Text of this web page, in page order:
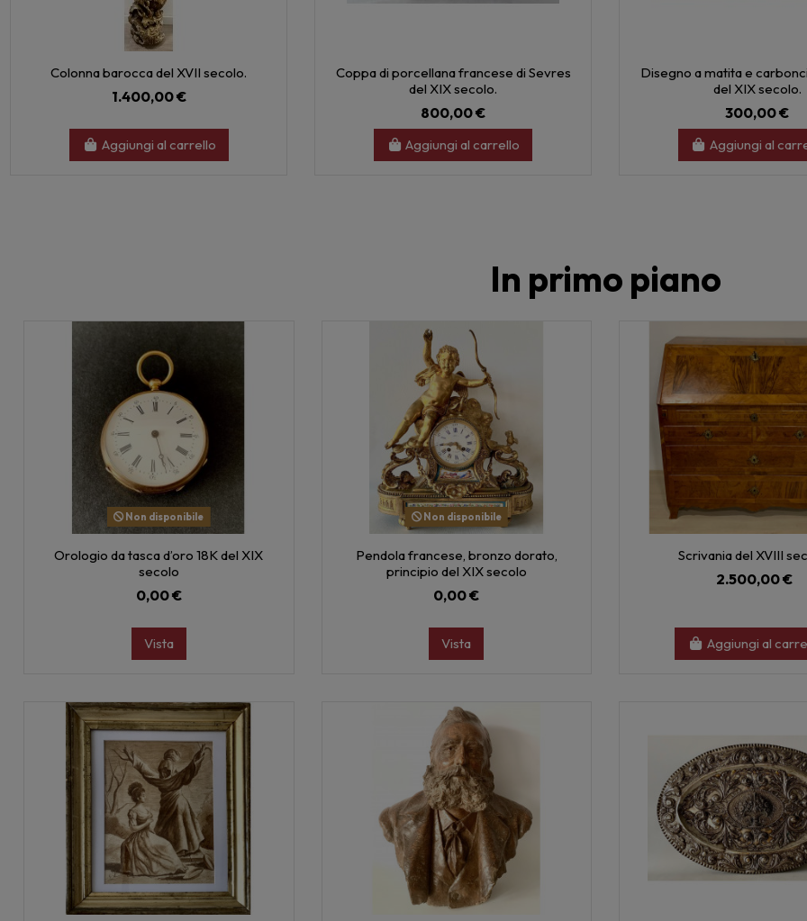
Colonna barocca del XVII secolo.
1.400,00 €
Aggiungi al carrello
Coppa di porcellana francese di Sevres
del XIX secolo.
800,00 €
Aggiungi al carrello
Disegno a matita e
del XIX secolo.
300,00 €
Aggiungi al
In primo piano
Non disponibile
Orologio da tasca d’oro 18K del XIX
secolo
0,00 €
Vista
Non disponibile
Pendola francese, bronzo dorato,
principio del XIX secolo
0,00 €
Vista
Scrivania del XVIII
2.500,00 €
Aggiungi al